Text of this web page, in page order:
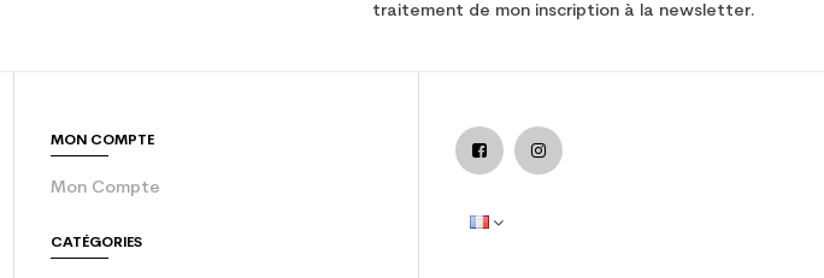
traitement de mon inscription à la newsletter.
MON COMPTE
Mon Compte
CATÉGORIES